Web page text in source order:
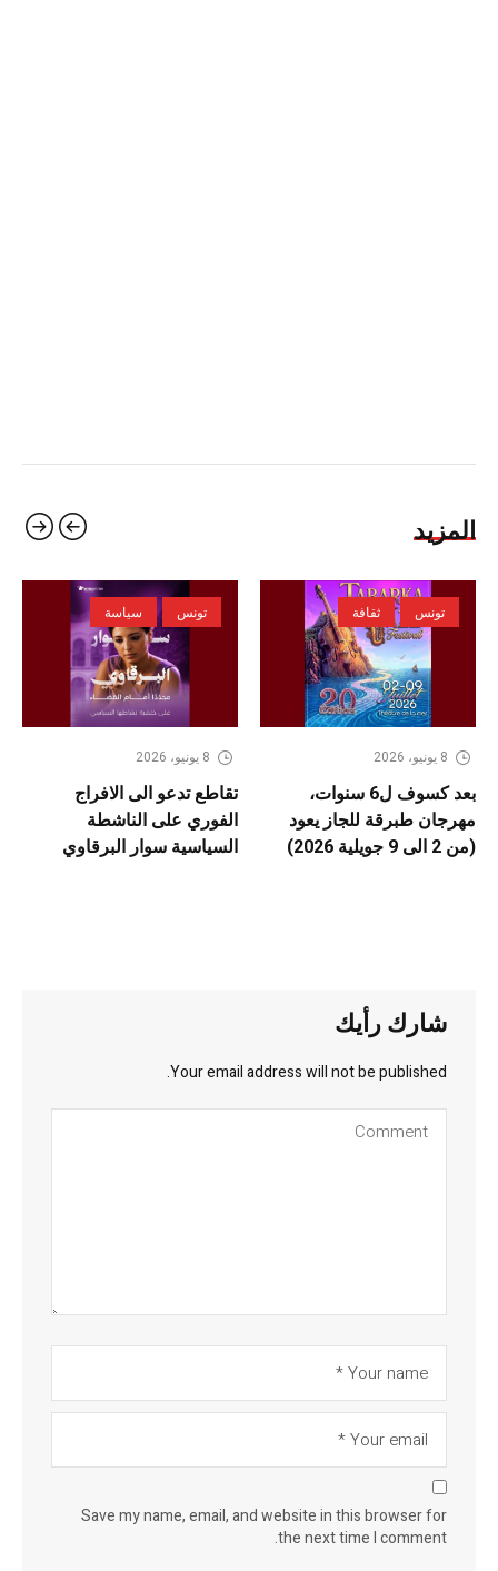
المزيد
تونس ثقافة
8 يونيو، 2026
بعد كسوف ل6 سنوات،
مهرجان طبرقة للجاز يعود
(من 2 الى 9 جويلية 2026)
تونس سياسة
8 يونيو، 2026
تقاطع تدعو الى الافراج
الفوري على الناشطة
السياسية سوار البرقاوي
شارك رأيك
Your email address will not be published.
Save my name, email, and website in this browser for
the next time I comment.